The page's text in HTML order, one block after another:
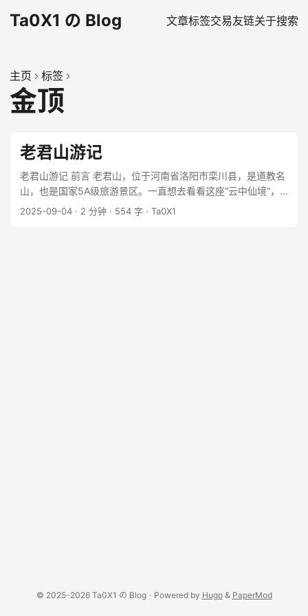
Ta0X1 の Blog 文章标签交易友链关于搜索
主页 标签
金顶
老君山游记
老君山游记 前言 老君山，位于河南省洛阳市栾川县，是道教名
山，也是国家5A级旅游景区。一直想去看看这座“云中仙境”，
终于在这个周末实现了愿望。 行程安排 出发时间：9月3日 下
2025-09-04 · 2 分钟 · 554 字 · Ta0X1
© 2025-2026 Ta0X1 の Blog · Powered by Hugo& PaperMod